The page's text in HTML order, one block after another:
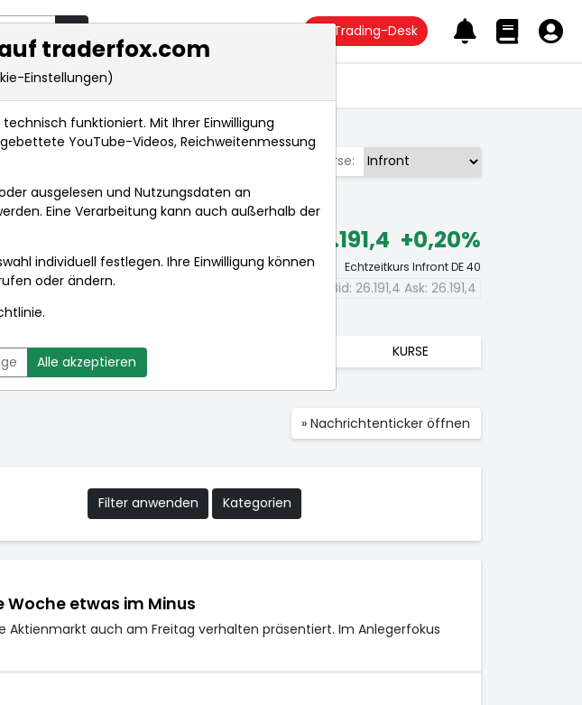
Trading-Desk
Nachrichten
Börse:
26.191,5 +0,20%
Echtzeitkurs Infront DE 40
Bid:26.191,5 Ask:26.191,5
BESTANDTEILE KURSE
» Nachrichtenticker öffnen
Filter anwenden Kategorien
Woche etwas im Minus
Aktienmarkt auch am Freitag verhalten präsentiert. Im Anlegerfokus
traderfox.com
Einstellungen)
funktioniert. Mit Ihrer Einwilligung
YouTube-Videos, Reichweitenmessung
ausgelesen und Nutzungsdaten an
Eine Verarbeitung kann auch außerhalb der
individuell festlegen. Ihre Einwilligung können
oder ändern.
.
Alle akzeptieren